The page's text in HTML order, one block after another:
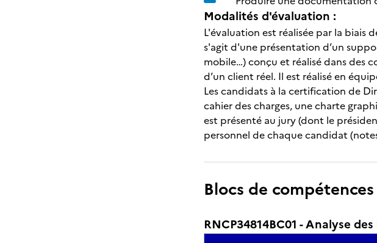
Modalités d'évaluation :
L'évaluation est réalisée par la biais
s'agit d'une présentation d’un
mobile…) conçu et réalisé dans des
d’un client réel. Il est réalisé en
Les candidats à la certification de
cahier des charges, une charte
est présenté au jury (dont le
personnel de chaque candidat
Blocs de compétences
RNCP34814BC01 - Analyse